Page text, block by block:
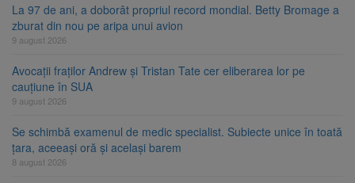
La 97 de ani, a doborât propriul record mondial. Betty Bromage a
zburat din nou pe aripa unui avion
9 august 2026
Avocații fraților Andrew și Tristan Tate cer eliberarea lor pe
cauțiune în SUA
9 august 2026
Se schimbă examenul de medic specialist. Subiecte unice în toată
țara, aceeași oră și același barem
8 august 2026